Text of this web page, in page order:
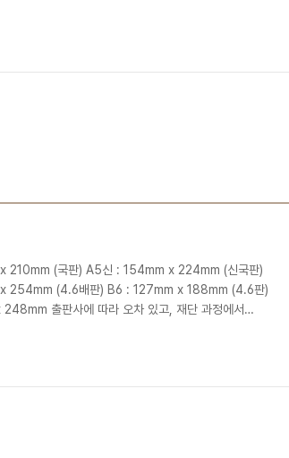
(국판) A5신 : 154mm x 224mm (신국판)
254mm (4.6배판) B6 : 127mm x 188mm (4.6판)
출판사에 따라 오차 있고, 재단 과정에서